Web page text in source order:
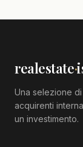
realestate·
Una selezione
acquirenti
un investimento.